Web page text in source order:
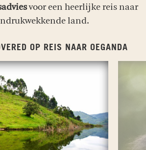
voor een heerlijke reis naar
land.
OP REIS NAAR OEGANDA